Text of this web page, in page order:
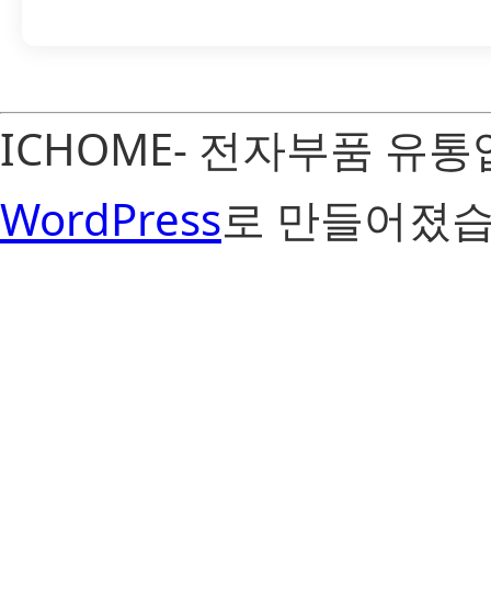
ICHOME- 전자부품 유
WordPress로 만들어졌